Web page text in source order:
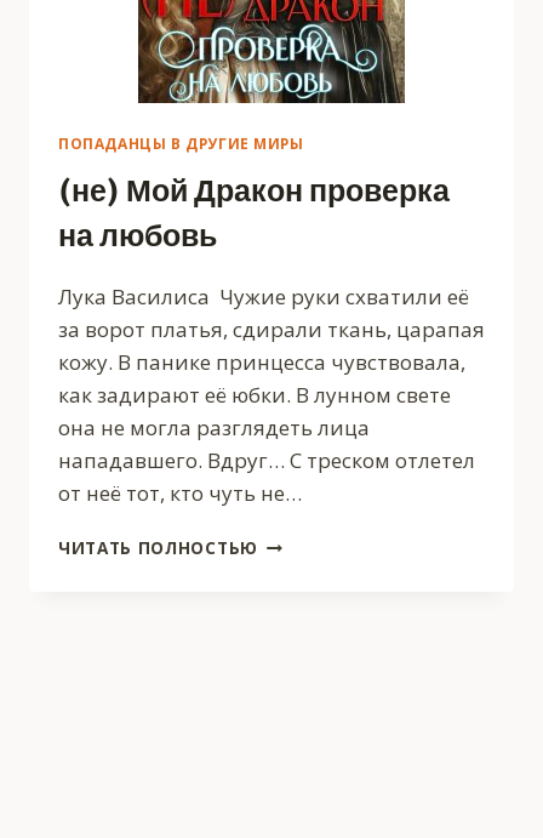
ПОПАДАНЦЫ В ДРУГИЕ МИРЫ
(не) Мой Дракон проверка
на любовь
Лука Василиса Чужие руки схватили её
за ворот платья, сдирали ткань, царапая
кожу. В панике принцесса чувствовала,
как задирают её юбки. В лунном свете
она не могла разглядеть лица
нападавшего. Вдруг… С треском отлетел
от неё тот, кто чуть не…
ЧИТАТЬ ПОЛНОСТЬЮ (НЕ)